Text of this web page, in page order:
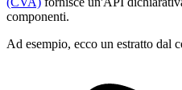
componenti.
Ad esempio, ecco un estratto dal